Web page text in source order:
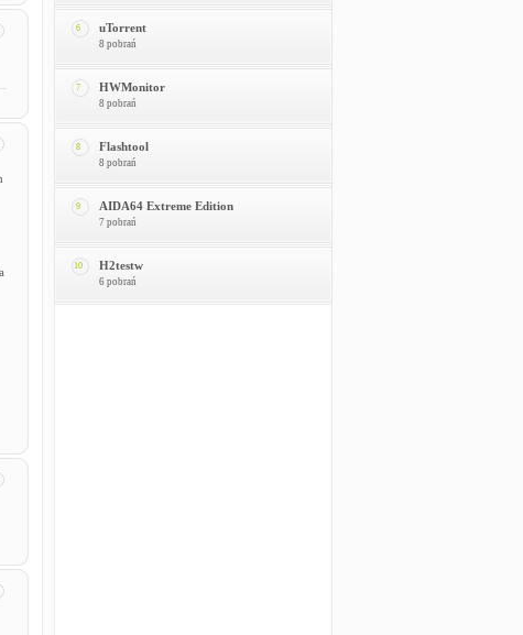
6 uTorrent
8 pobrań
7 HWMonitor
8 pobrań
8 Flashtool
8 pobrań
9 AIDA64 Extreme Edition
7 pobrań
10 H2testw
6 pobrań